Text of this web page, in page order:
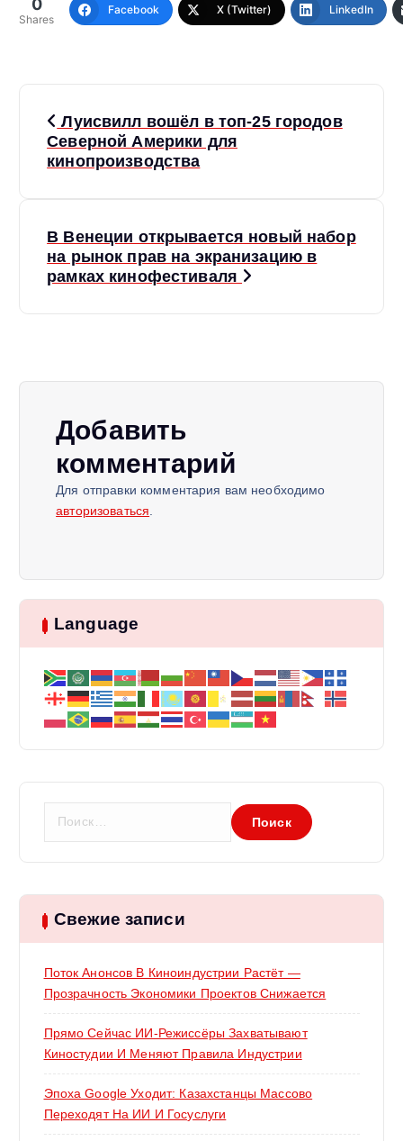
0
Shares
Facebook X (Twitter) LinkedIn
з
м
Луисвилл вошёл в топ-25 городов
Северной Америки для
кинопроизводства
В Венеции открывается новый набор
на рынок прав на экранизацию в
рамках кинофестиваля
Добавить
комментарий
Для отправки комментария вам необходимо
авторизоваться
Language
и
: Свежие записи
Поток Анонсов В Киноиндустрии Растёт —
Прозрачность Экономики Проектов Снижается
Прямо Сейчас ИИ-Режиссёры Захватывают
Киностудии И Меняют Правила Индустрии
Эпоха Google Уходит: Казахстанцы Массово
Переходят На ИИ И Госуслуги